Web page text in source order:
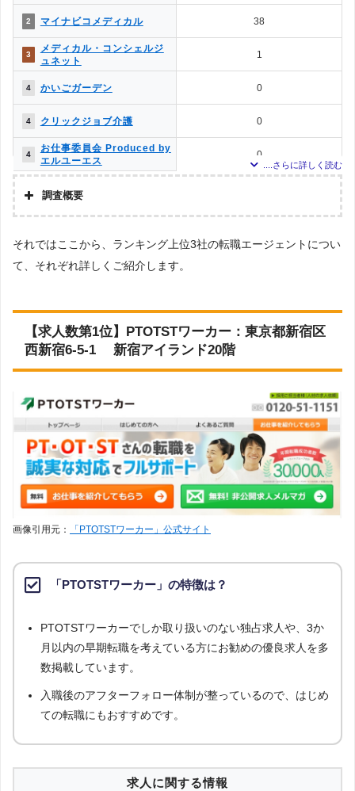
12 MC-介護のお仕事 12
13
介護JJ（介護ジャストジョ
ブ）
11
14 PTOT転職ナビ 5
15
エルユーエス
0
ち、「条件：言語聴覚士」「地域：東京都」の条件に合致する求人数をカウン
2 マイナビコメディカル 38
3
メディカル・コンシェルジ
ュネット
1
4 かいごガーデン 0
4 クリックジョブ介護 0
4
お仕事委員会 Produced by
エルユーエス
0
調査概要
株式会社アドバンスフロー
調査対象とした転職エージェントについて
上記で調査対象とした転職エージェントがWEBサイトで公開している求人のう
ち、「条件：視能訓練士」「地域：東京都」の条件に合致する求人数をカウン
トしました。
それではここから、ランキング上位3社の転職エージェントについ
て、それぞれ詳しくご紹介します。
【求人数第1位】PTOTSTワーカー：東京都新宿区
西新宿6-5-1 新宿アイランド20階
画像引用元： 「PTOTSTワーカー」公式サイト
「PTOTSTワーカー」の特徴は？
PTOTSTワーカーでしか取り扱いのない独占求人や、3か
月以内の早期転職を考えている方にお勧めの優良求人を多
数掲載しています。
入職後のアフターフォロー体制が整っているので、はじめ
ての転職にもおすすめです。
求人に関する情報